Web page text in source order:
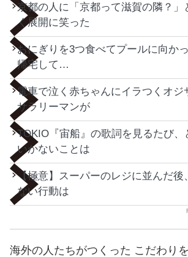
京都の人に「京都って滋賀の隣？
く展開に笑った
おにぎりを3つ食べてプールに向か
帰宅して…
電車で泣く赤ちゃんにイラつくオジ
サラリーマンが
TOKIO『宙船』の歌詞を見るたび
いかないことは
【極意】スーパーのレジに並んだ後
ない行動は
海外の人たちがつくった こだわり